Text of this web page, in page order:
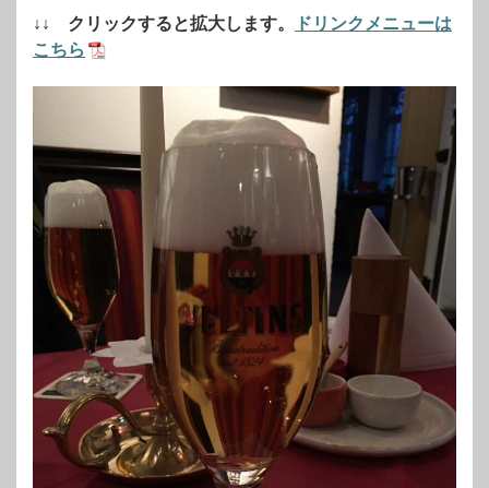
↓↓ クリックすると拡大します。
ドリンクメニューは
こちら